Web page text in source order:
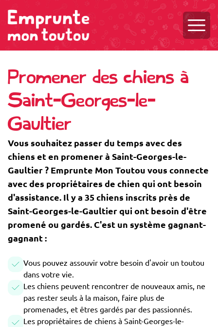
Promener des chiens à
Saint-Georges-le-
Gaultier
Vous souhaitez passer du temps avec des
chiens et en promener à Saint-Georges-le-
Gaultier ? Emprunte Mon Toutou vous connecte
avec des propriétaires de chien qui ont besoin
d'assistance. Il y a 35 chiens inscrits près de
Saint-Georges-le-Gaultier qui ont besoin d'être
promené ou gardés. C'est un système gagnant-
gagnant :
Vous pouvez assouvir votre besoin d'avoir un toutou
dans votre vie.
Les chiens peuvent rencontrer de nouveaux amis, ne
pas rester seuls à la maison, faire plus de
promenades, et êtres gardés par des passionnés.
Les propriétaires de chiens à Saint-Georges-le-